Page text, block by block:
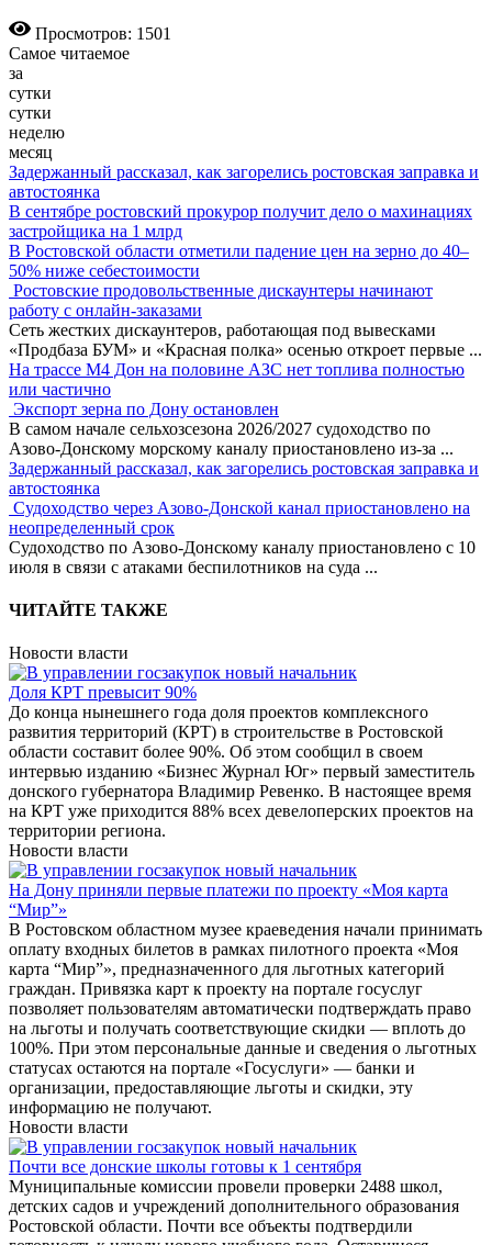
Просмотров: 1501
Самое читаемое
за
сутки
сутки
неделю
месяц
Задержанный рассказал, как загорелись ростовская заправка и
автостоянка
В сентябре ростовский прокурор получит дело о махинациях
застройщика на 1 млрд
В Ростовской области отметили падение цен на зерно до 40–
50% ниже себестоимости
Ростовские продовольственные дискаунтеры начинают
работу с онлайн-заказами
Сеть жестких дискаунтеров, работающая под вывесками
«Продбаза БУМ» и «Красная полка» осенью откроет первые ...
На трассе М4 Дон на половине АЗС нет топлива полностью
или частично
Экспорт зерна по Дону остановлен
В самом начале сельхозсезона 2026/2027 судоходство по
Азово-Донскому морскому каналу приостановлено из-за ...
Задержанный рассказал, как загорелись ростовская заправка и
автостоянка
Судоходство через Азово-Донской канал приостановлено на
неопределенный срок
Судоходство по Азово-Донскому каналу приостановлено с 10
июля в связи с атаками беспилотников на суда ...
ЧИТАЙТЕ ТАКЖЕ
Новости власти
Доля КРТ превысит 90%
До конца нынешнего года доля проектов комплексного
развития территорий (КРТ) в строительстве в Ростовской
области составит более 90%. Об этом сообщил в своем
интервью изданию «Бизнес Журнал Юг» первый заместитель
донского губернатора Владимир Ревенко. В настоящее время
на КРТ уже приходится 88% всех девелоперских проектов на
территории региона.
Новости власти
На Дону приняли первые платежи по проекту «Моя карта
“Мир”»
В Ростовском областном музее краеведения начали принимать
оплату входных билетов в рамках пилотного проекта «Моя
карта “Мир”», предназначенного для льготных категорий
граждан. Привязка карт к проекту на портале госуслуг
позволяет пользователям автоматически подтверждать право
на льготы и получать соответствующие скидки — вплоть до
100%. При этом персональные данные и сведения о льготных
статусах остаются на портале «Госуслуги» — банки и
организации, предоставляющие льготы и скидки, эту
информацию не получают.
Новости власти
Почти все донские школы готовы к 1 сентября
Муниципальные комиссии провели проверки 2488 школ,
детских садов и учреждений дополнительного образования
Ростовской области. Почти все объекты подтвердили